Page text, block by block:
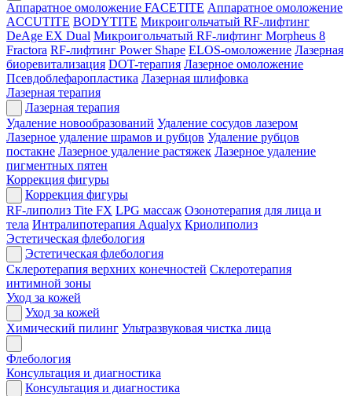
Аппаратное омоложение FACETITE Аппаратное омоложение
ACCUTITE BODYTITE Микроигольчатый RF-лифтинг
DeAge EX Dual Микроигольчатый RF-лифтинг Morpheus 8
Fractora RF-лифтинг Power Shape ELOS-омоложение Лазерная
биоревитализация DOT-терапия Лазерное омоложение
Псевдоблефаропластика Лазерная шлифовка
Лазерная терапия
Лазерная терапия
Удаление новообразований Удаление сосудов лазером
Лазерное удаление шрамов и рубцов Удаление рубцов
постакне Лазерное удаление растяжек Лазерное удаление
пигментных пятен
Коррекция фигуры
Коррекция фигуры
RF-липолиз Tite FX LPG массаж Озонотерапия для лица и
тела Интралипотерапия Aqualyx Криолиполиз
Эстетическая флебология
Эстетическая флебология
Склеротерапия верхних конечностей Склеротерапия
интимной зоны
Уход за кожей
Уход за кожей
Химический пилинг Ультразвуковая чистка лица
Флебология
Консультация и диагностика
Консультация и диагностика